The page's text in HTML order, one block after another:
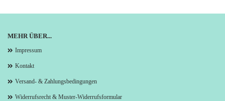
MEHR ÜBER...
Impressum
Kontakt
Versand- & Zahlungsbedingungen
Widerrufsrecht & Muster-Widerrufsformular